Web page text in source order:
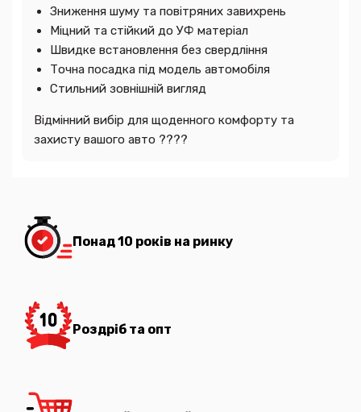
Зниження шуму та повітряних завихрень
Міцний та стійкий до УФ матеріал
Швидке встановлення без свердління
Точна посадка під модель автомобіля
Стильний зовнішній вигляд
Відмінний вибір для щоденного комфорту та
захисту вашого авто ????
Понад 10 років на ринку
Роздріб та опт